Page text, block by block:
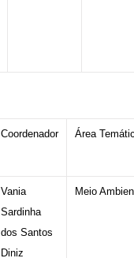
Coordenador Área
Vania
Sardinha
dos Santos
Diniz
Meio